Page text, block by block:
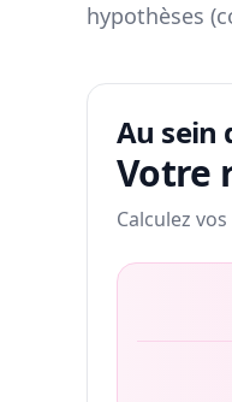
hypothèses
Au sein
Votre
Calculez